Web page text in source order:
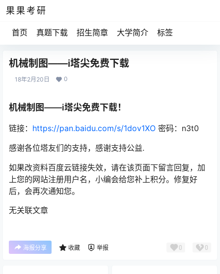
果果考研
首页 真题下载 招生简章 大学简介 标签
机械制图——i塔尖免费下载
18年2月20日 0
机械制图——i塔尖免费下载！
链接： https://pan.baidu.com/s/1dov1XO 密码：n3t0
感谢各位塔友们的支持，感谢支持公益.
如果改资料百度云链接失效，请在该页面下留言回复，加
上您的网站注册用户名，小编会给您补上积分。修复好
后，会再次通知您。
无关联文章
海报分享 收藏 举报 0 0